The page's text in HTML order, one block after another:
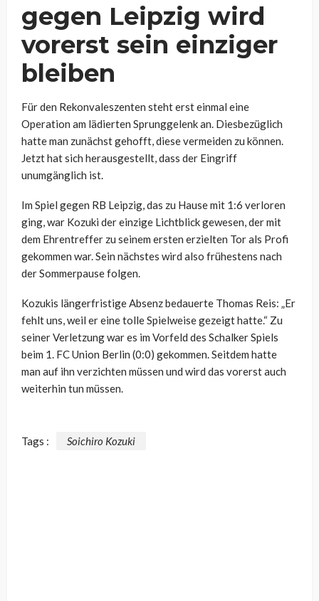
gegen Leipzig wird
vorerst sein einziger
bleiben
Für den Rekonvaleszenten steht erst einmal eine
Operation am lädierten Sprunggelenk an. Diesbezüglich
hatte man zunächst gehofft, diese vermeiden zu können.
Jetzt hat sich herausgestellt, dass der Eingriff
unumgänglich ist.
Im Spiel gegen RB Leipzig, das zu Hause mit 1:6 verloren
ging, war Kozuki der einzige Lichtblick gewesen, der mit
dem Ehrentreffer zu seinem ersten erzielten Tor als Profi
gekommen war. Sein nächstes wird also frühestens nach
der Sommerpause folgen.
Kozukis längerfristige Absenz bedauerte Thomas Reis: „Er
fehlt uns, weil er eine tolle Spielweise gezeigt hatte.“ Zu
seiner Verletzung war es im Vorfeld des Schalker Spiels
beim 1. FC Union Berlin (0:0) gekommen. Seitdem hatte
man auf ihn verzichten müssen und wird das vorerst auch
weiterhin tun müssen.
Tags : Soichiro Kozuki